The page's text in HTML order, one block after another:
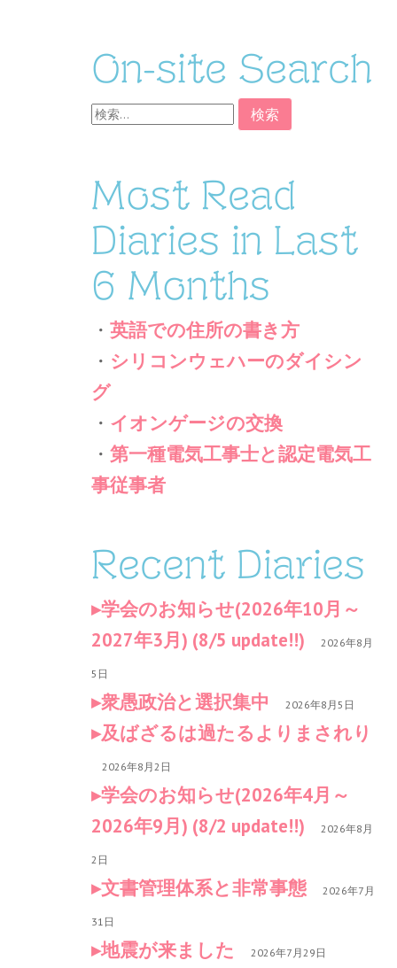
On-site Search
検
索:
Most Read
Diaries in Last
6 Months
・英語での住所の書き方
・ シリコンウェハーのダイシン
グ
・ イオンゲージの交換
・第一種電気工事士と認定電気工
事従事者
Recent Diaries
学会のお知らせ(2026年10月～
2027年3月) (8/5 update!!)
2026年8月
5日
衆愚政治と選択集中 2026年8月5日
及ばざるは過たるよりまされり
2026年8月2日
学会のお知らせ(2026年4月～
2026年9月) (8/2 update!!)
2026年8月
2日
文書管理体系と非常事態 2026年7月
31日
地震が来ました 2026年7月29日